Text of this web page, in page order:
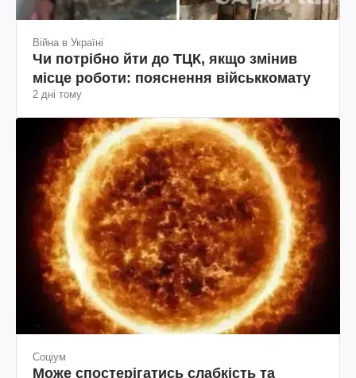
Війна в Україні
Чи потрібно йти до ТЦК, якщо змінив
місце роботи: пояснення військкомату
2 дні тому
Соціум
Може спостерігатись слабкість та